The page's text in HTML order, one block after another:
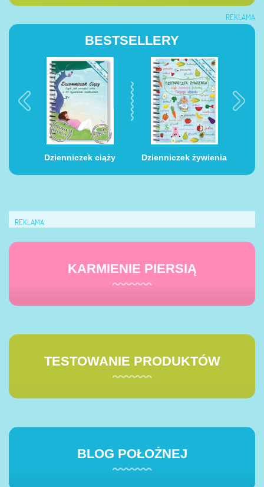
REKLAMA
BESTSELLERY
Dzienniczek ciąży Dzienniczek żywienia
REKLAMA
KARMIENIE PIERSIĄ
TESTOWANIE PRODUKTÓW
BLOG POŁOŻNEJ